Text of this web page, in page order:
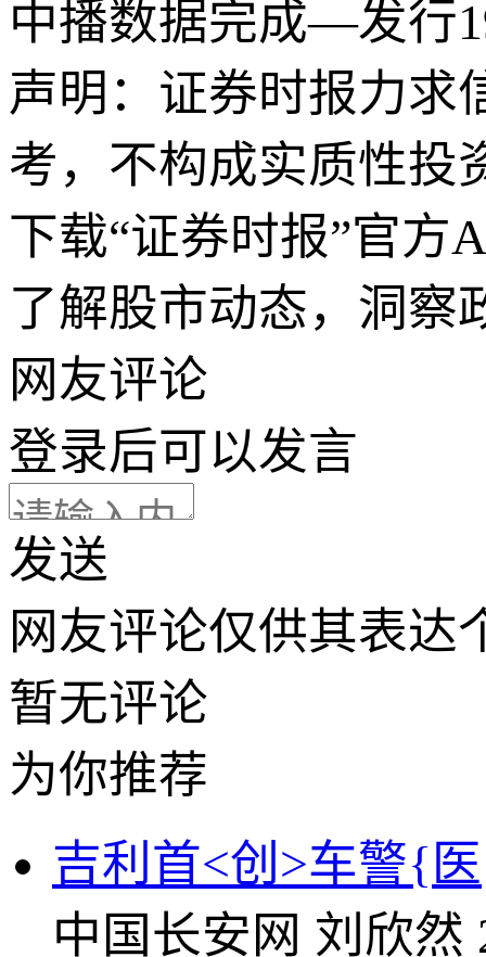
中播数据完成—发行
声明：证券时报力求
考，不构成实质性投
下载“证券时报”官方
了解股市动态，洞察
网友评论
登录后可以发言
发送
网友评论仅供其表达
暂无评论
为你推荐
吉利首<创>车警{
中国长安网 刘欣然